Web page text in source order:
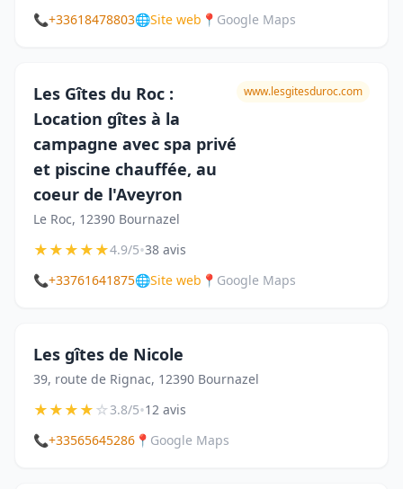
📞+33618478803🌐Site web 📍 Google Maps
Les Gîtes du Roc :
Location gîtes à la
campagne avec spa privé
et piscine chauffée, au
coeur de l'Aveyron
Le Roc, 12390 Bournazel
www.lesgitesduroc.com
★★★★★4.9/5•38 avis
📞+33761641875🌐Site web 📍 Google Maps
Les gîtes de Nicole
39, route de Rignac, 12390 Bournazel
★★★★☆3.8/5•12 avis
📞+33565645286 📍 Google Maps